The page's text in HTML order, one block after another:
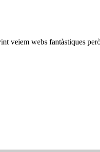
veiem webs fantàstiques